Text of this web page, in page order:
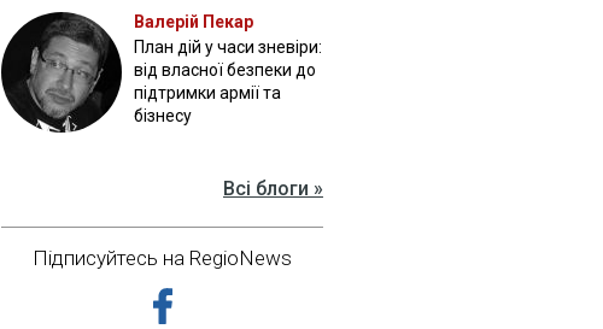
Валерій Пекар
План дій у часи зневіри:
від власної безпеки до
підтримки армії та
бізнесу
Всі блоги »
Підписуйтесь на RegioNews